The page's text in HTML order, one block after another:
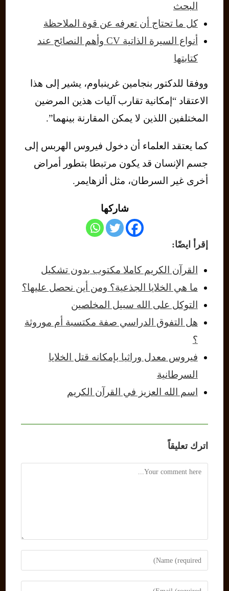
البحث
كل ما تحتاج أن تعرفه عن قوة الملاحظة
أنواع السيرة الذاتية CV وأهم النصائح عند
كتابتها
ووفقا للدكتور بنجامين غرينباوم، يشير إلى هذا
الاعتقاد “إمكانية تقارب آليات هذين المرضين
المختلفين اللذين لا يمكن المقارنة بينهما”.
كما يعتقد العلماء أن دخول فيروس الهربس إلى
جسم الإنسان قد يكون مرتبطا بتطور أمراض
أخرى غير السرطان، مثل ألزهايمر.
شاركها
إقرأ ايضًا:
القرآن الكريم كاملا مكتوب بدون تشكيل
ما هي الخلايا الجذعية؟ ومن أين نحصل عليها؟
التوكل على الله سبيل المخلصين
هل التفوق الدراسي صفة مكتسبة أم موروثة
؟
فيروس معدل وراثيا بإمكانه قتل الخلايا
السرطانية
اسم الله العزيز في القرآن الكريم
اترك تعليقاً
Comment
Enter
your
name
Enter